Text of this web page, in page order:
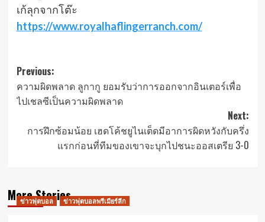
เก้ลุกจากโต๊ะ
https://www.royalhaflingerranch.com/
Post
navigation
Previous:
ความผิดพลาด ลูกากู ยอมรับว่าการออกจากอินเตอร์เพื่อ
ไปเชลซีเป็นความผิดพลาด
Next:
การฝึกซ้อมน้อย เฮดโค้ชยูไนเต็ดมีอาการผิดหวังกับครึ่ง
แรกก่อนที่ทีมของเขาจะบุกไปชนะออสเตรีย 3-0
More Stories
ข่าวฟุตบอล ข่าวฟุตบอลพรีเมียร์ลีก